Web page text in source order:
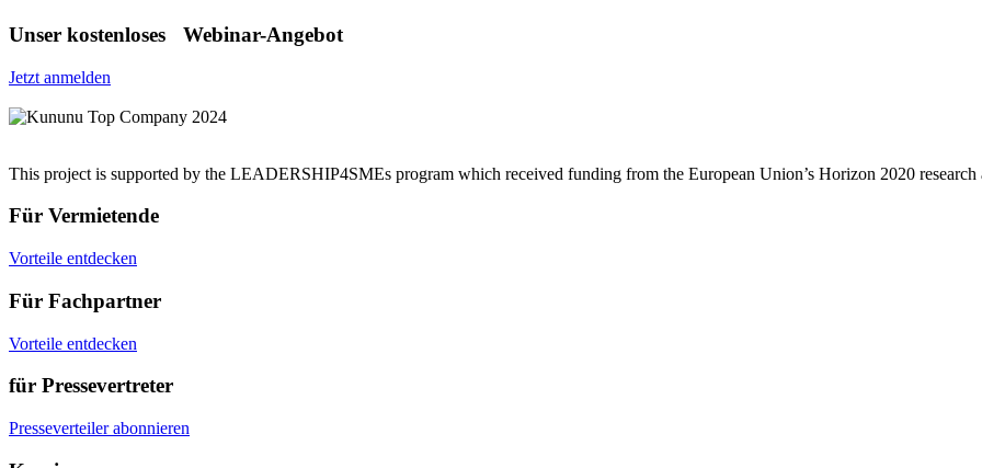
Unser kostenloses Webinar-Angebot
Jetzt anmelden
This project is supported by the LEADERSHIP4SMEs program which received funding from the European Union’s Horizon 2020
Für Vermietende
Vorteile entdecken
Für Fachpartner
Vorteile entdecken
für Pressevertreter
Presseverteiler abonnieren